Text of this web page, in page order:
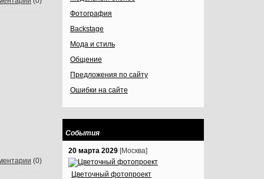
(0)
Фотография
Backstage
Мода и стиль
Общение
Предложения по сайту
Ошибки на сайте
События
20 марта 2029 [Москва]
Цветочный фотопроект